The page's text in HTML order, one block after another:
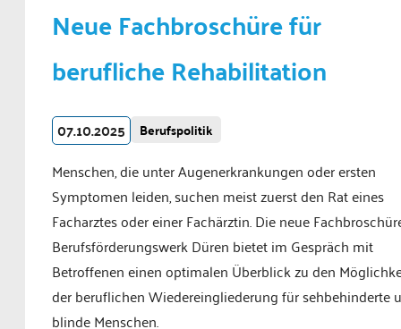
Neue Fachbroschüre für
berufliche Rehabilitation
07.10.2025 Berufspolitik
Menschen, die unter Augenerkrankungen oder ersten
Symptomen leiden, suchen meist zuerst den Rat eines
Facharztes oder einer Fachärztin. Die neue
Berufsförderungswerk Düren bietet im Gespräch mit
Betroffenen einen optimalen Überblick zu den
der beruflichen Wiedereingliederung für sehbehinderte
blinde Menschen.